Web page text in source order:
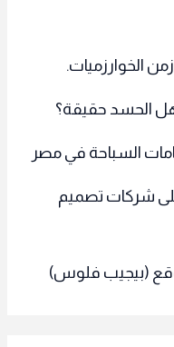
الخوارزميات.
الحسد حقيقة؟
السباحة في مصر
شركات تصميم
(بيجيب فلوس)